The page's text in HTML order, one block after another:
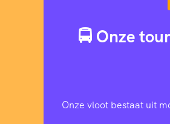
🚍 Onze
Onze vloot bestaat uit